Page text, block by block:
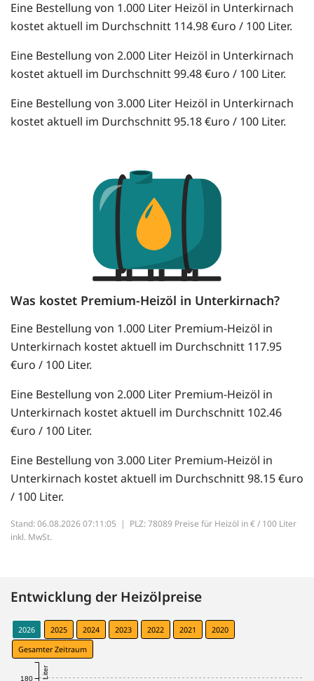
Eine Bestellung von 1.000 Liter Heizöl in Unterkirnach
kostet aktuell im Durchschnitt 114.98 €uro / 100 Liter.
Eine Bestellung von 2.000 Liter Heizöl in Unterkirnach
kostet aktuell im Durchschnitt 99.48 €uro / 100 Liter.
Eine Bestellung von 3.000 Liter Heizöl in Unterkirnach
kostet aktuell im Durchschnitt 95.18 €uro / 100 Liter.
Was kostet Premium-Heizöl in Unterkirnach?
Eine Bestellung von 1.000 Liter Premium-Heizöl in
Unterkirnach kostet aktuell im Durchschnitt 117.95
€uro / 100 Liter.
Eine Bestellung von 2.000 Liter Premium-Heizöl in
Unterkirnach kostet aktuell im Durchschnitt 102.46
€uro / 100 Liter.
Eine Bestellung von 3.000 Liter Premium-Heizöl in
Unterkirnach kostet aktuell im Durchschnitt 98.15 €uro
/ 100 Liter.
Stand: 06.08.2026 07:11:05 | PLZ: 78089 Preise für Heizöl in € / 100 Liter
inkl. MwSt.
Entwicklung der Heizölpreise
2026 2025 2024 2023 2022 2021
2020
Gesamter Zeitraum
180